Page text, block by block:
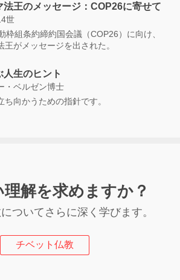
法王のメッセージ：COP26に寄せて
世
枠組条約締約国会議（COP26）に向け、
王がメッセージを出された。
生のヒント
・ベルゼン博士
ち向かうための指針です。
理解を求めますか？
ついてさらに深く学びます。
チベット仏教